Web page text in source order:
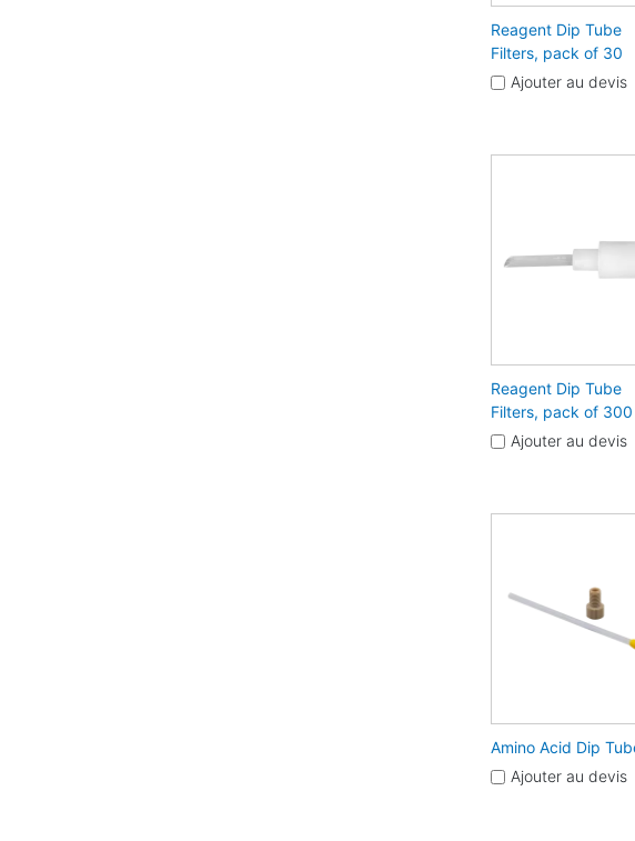
Reagent Dip Tube
Filters, pack of 30
Ajouter au devis
Reagent Dip Tube
Filters, pack of 300
Ajouter au devis
Amino Acid Dip
Ajouter au devis